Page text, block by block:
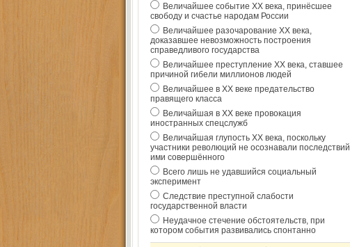
Величайшее событие ХХ века, принёсшее
свободу и счастье народам России
Величайшее разочарование ХХ века,
доказавшее невозможность построения
справедливого государства
Величайшее преступление ХХ века, ставшее
причиной гибели миллионов людей
Величайшее в ХХ веке предательство
правящего класса
Величайшая в ХХ веке провокация
иностранных спецслужб
Величайшая глупость ХХ века, поскольку
участники революций не осознавали последствий
ими совершённого
Всего лишь не удавшийся социальный
эксперимент
Следствие преступной слабости
государственной власти
Неудачное стечение обстоятельств, при
котором события развивались спонтанно